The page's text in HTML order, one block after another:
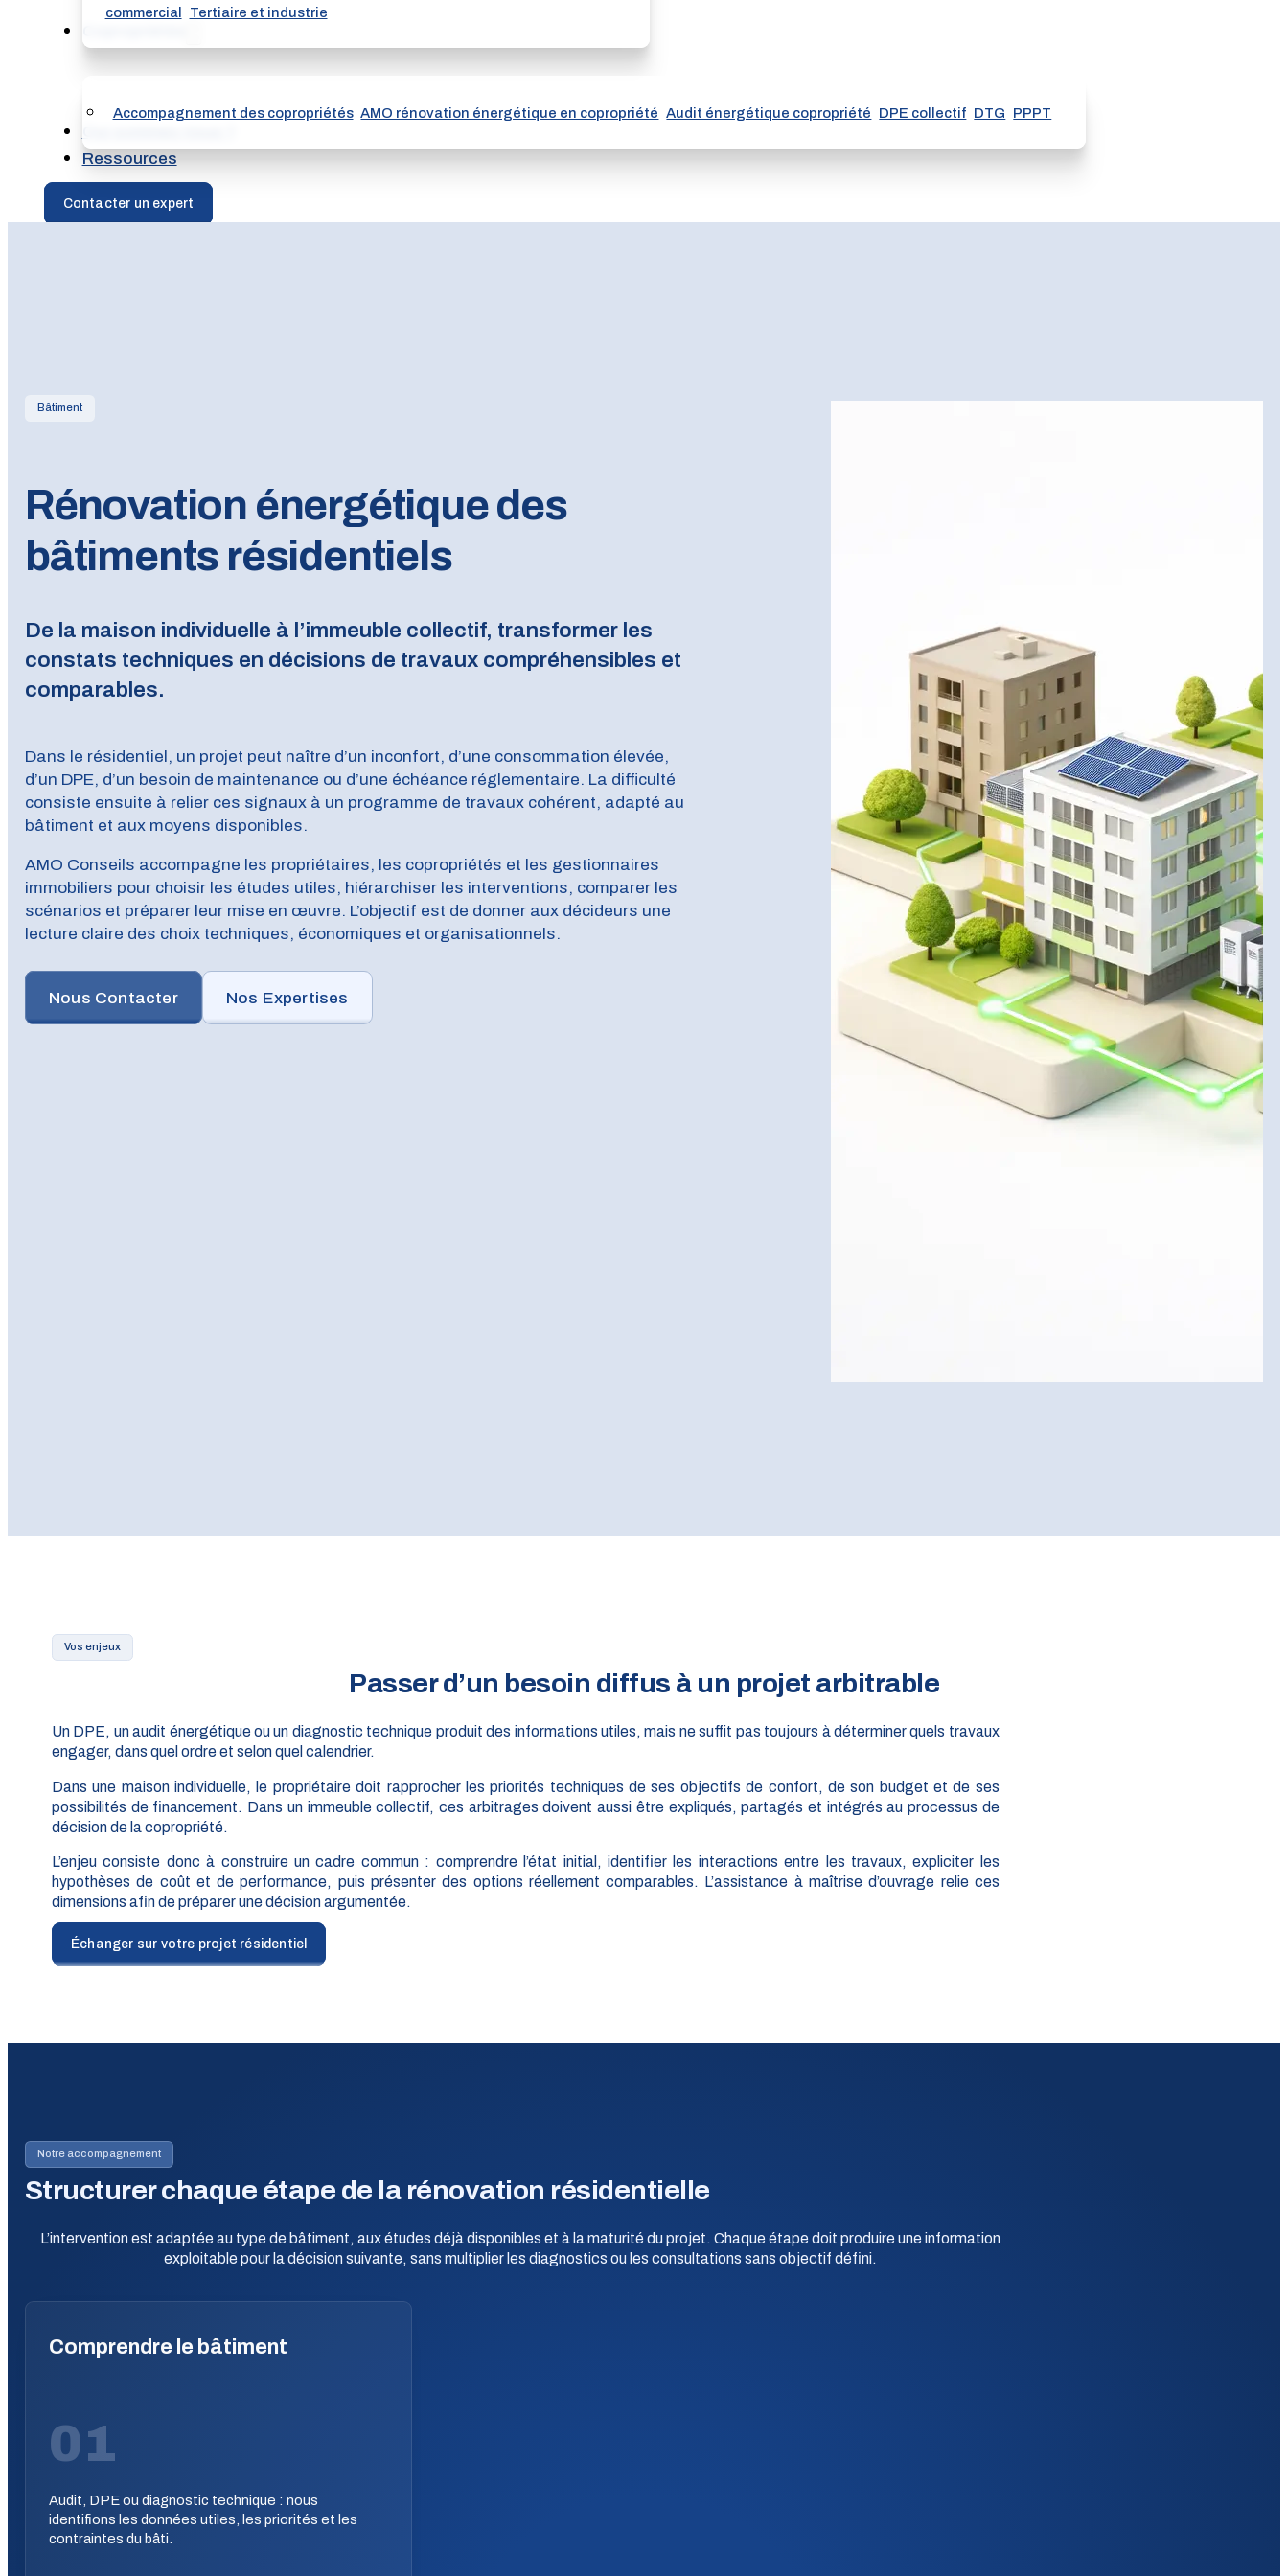
commercial Tertiaire et industrie
Accompagnement des copropriétés AMO rénovation énergétique en copropriété Audit énergétique copropriété DPE collectif DTG PPPT
Ressources
Contacter un expert
Bâtiment
Rénovation énergétique des
bâtiments résidentiels
De la maison individuelle à l’immeuble collectif, transformer les
constats techniques en décisions de travaux compréhensibles et
comparables.
Dans le résidentiel, un projet peut naître d’un inconfort, d’une consommation élevée,
d’un DPE, d’un besoin de maintenance ou d’une échéance réglementaire. La difficulté
consiste ensuite à relier ces signaux à un programme de travaux cohérent, adapté au
bâtiment et aux moyens disponibles.
AMO Conseils accompagne les propriétaires, les copropriétés et les gestionnaires
immobiliers pour choisir les études utiles, hiérarchiser les interventions, comparer les
scénarios et préparer leur mise en œuvre. L’objectif est de donner aux décideurs une
lecture claire des choix techniques, économiques et organisationnels.
Nous Contacter Nos Expertises
Vos enjeux
Passer d’un besoin diffus à un projet arbitrable
Un DPE, un audit énergétique ou un diagnostic technique produit des informations utiles, mais ne suffit pas toujours à déterminer quels travaux
engager, dans quel ordre et selon quel calendrier.
Dans une maison individuelle, le propriétaire doit rapprocher les priorités techniques de ses objectifs de confort, de son budget et de ses
possibilités de financement. Dans un immeuble collectif, ces arbitrages doivent aussi être expliqués, partagés et intégrés au processus de
décision de la copropriété.
L’enjeu consiste donc à construire un cadre commun : comprendre l’état initial, identifier les interactions entre les travaux, expliciter les
hypothèses de coût et de performance, puis présenter des options réellement comparables. L’assistance à maîtrise d’ouvrage relie ces
dimensions afin de préparer une décision argumentée.
Échanger sur votre projet résidentiel
Notre accompagnement
Structurer chaque étape de la rénovation résidentielle
L’intervention est adaptée au type de bâtiment, aux études déjà disponibles et à la maturité du projet. Chaque étape doit produire une information
exploitable pour la décision suivante, sans multiplier les diagnostics ou les consultations sans objectif défini.
Comprendre le bâtiment
01
Audit, DPE ou diagnostic technique : nous
identifions les données utiles, les priorités et les
contraintes du bâti.